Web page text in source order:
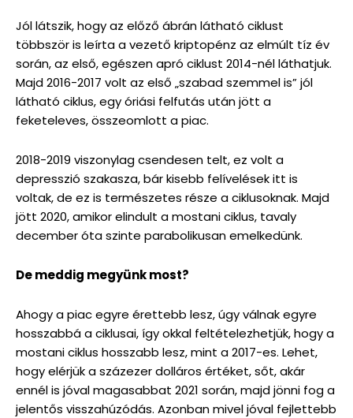
Jól látszik, hogy az előző ábrán látható ciklust
többször is leírta a vezető kriptopénz az elmúlt tíz év
során, az első, egészen apró ciklust 2014-nél láthatjuk.
Majd 2016-2017 volt az első „szabad szemmel is” jól
látható ciklus, egy óriási felfutás után jött a
feketeleves, összeomlott a piac.
2018-2019 viszonylag csendesen telt, ez volt a
depresszió szakasza, bár kisebb felívelések itt is
voltak, de ez is természetes része a ciklusoknak. Majd
jött 2020, amikor elindult a mostani ciklus, tavaly
december óta szinte parabolikusan emelkedünk.
De meddig megyünk most?
Ahogy a piac egyre érettebb lesz, úgy válnak egyre
hosszabbá a ciklusai, így okkal feltételezhetjük, hogy a
mostani ciklus hosszabb lesz, mint a 2017-es. Lehet,
hogy elérjük a százezer dolláros értéket, sőt, akár
ennél is jóval magasabbat 2021 során, majd jönni fog a
jelentős visszahúzódás. Azonban mivel jóval fejlettebb